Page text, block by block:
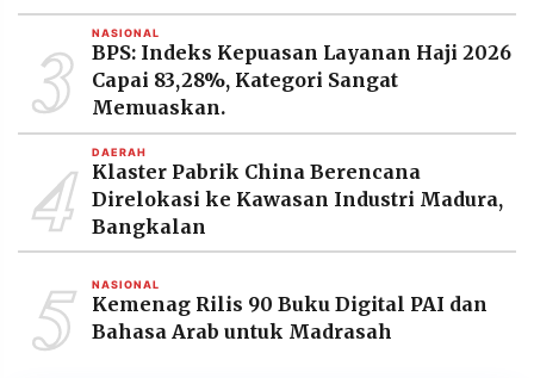
3 NASIONAL
BPS: Indeks Kepuasan Layanan Haji 2026
Capai 83,28%, Kategori Sangat
Memuaskan.
4 DAERAH
Klaster Pabrik China Berencana
Direlokasi ke Kawasan Industri Madura,
Bangkalan
5 NASIONAL
Kemenag Rilis 90 Buku Digital PAI dan
Bahasa Arab untuk Madrasah